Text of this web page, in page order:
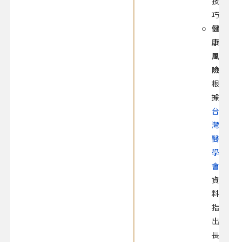
巧。
健
康
風
險：
根
據
台
灣
醫
學
會
資
料
指
出，
長